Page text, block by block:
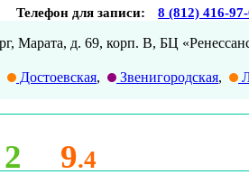
Телефон для записи: 8 (812) 416-
Марата, д. 69, корп. В, БЦ
Достоевская, Звенигородская,
2 9.4